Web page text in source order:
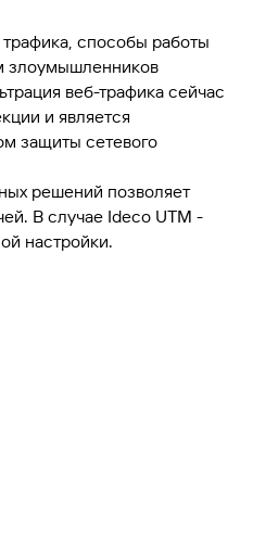
способы работы
злоумышленников
веб-трафика сейчас
и является
защиты сетевого
решений позволяет
В случае Ideco UTM -
настройки.
и аналитика
Ideco